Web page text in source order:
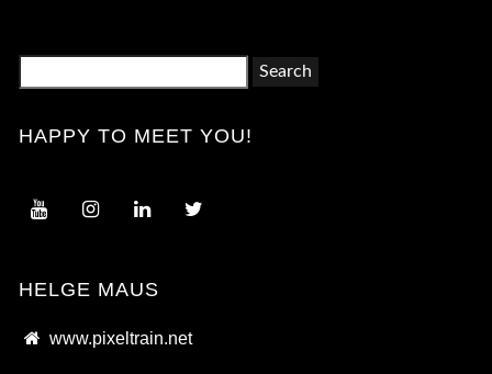
HAPPY TO MEET YOU!
HELGE MAUS
www.pixeltrain.net